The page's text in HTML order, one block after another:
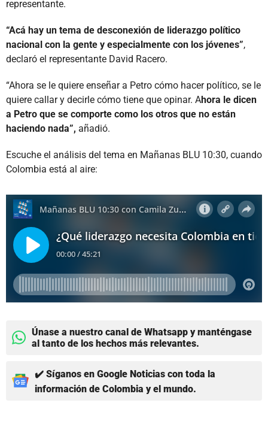
representante.
“Acá hay un tema de desconexión de liderazgo político
nacional con la gente y especialmente con los jóvenes”,
declaró el representante David Racero.
“Ahora se le quiere enseñar a Petro cómo hacer político, se le
quiere callar y decirle cómo tiene que opinar. Ahora le dicen
a Petro que se comporte como los otros que no están
haciendo nada”, añadió.
Escuche el análisis del tema en Mañanas BLU 10:30, cuando
Colombia está al aire:
Únase a nuestro canal de Whatsapp y manténgase
al tanto de los hechos más relevantes.
✔️ Síganos en Google Noticias con toda la
información de Colombia y el mundo.